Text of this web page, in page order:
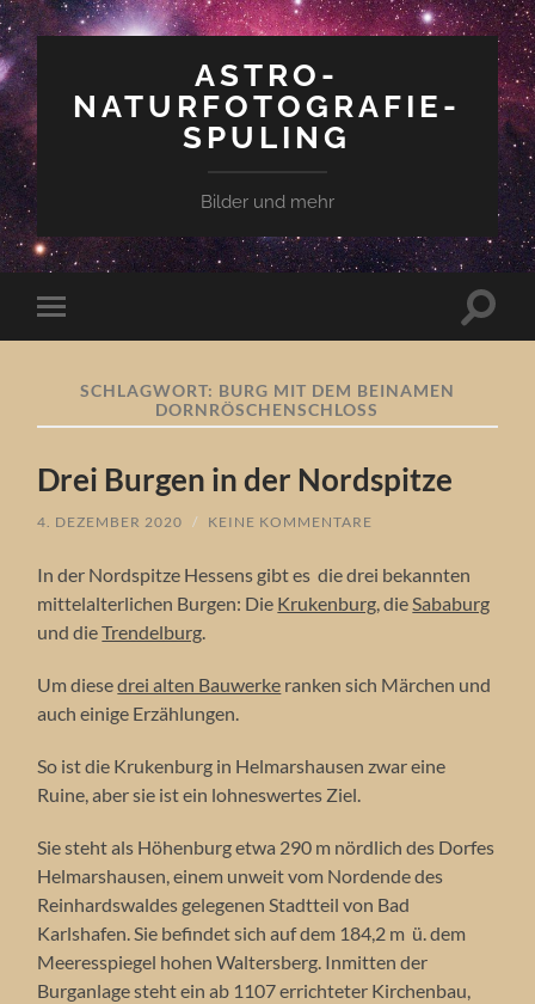
ASTRO-
NATURFOTOGRAFIE-
SPULING
Bilder und mehr
Mobile-
Menü
SCHLAGWORT: BURG MIT DEM BEINAMEN
DORNRÖSCHENSCHLOSS
Drei Burgen in der Nordspitze
4. DEZEMBER 2020 / KEINE KOMMENTARE
In der Nordspitze Hessens gibt es die drei bekannten
mittelalterlichen Burgen: Die Krukenburg, dieSababurg
und dieTrendelburg.
Um diesedrei alten Bauwerke ranken sich Märchen und
auch einige Erzählungen.
So ist die Krukenburg in Helmarshausen zwar eine
Ruine, aber sie ist ein lohneswertes Ziel.
Sie steht als Höhenburg etwa 290 m nördlich des Dorfes
Helmarshausen, einem unweit vom Nordende des
Reinhardswaldes gelegenen Stadtteil von Bad
Karlshafen. Sie befindet sich auf dem 184,2 m ü. dem
Meeresspiegel hohen Waltersberg. Inmitten der
Burganlage steht ein ab 1107 errichteter Kirchenbau,